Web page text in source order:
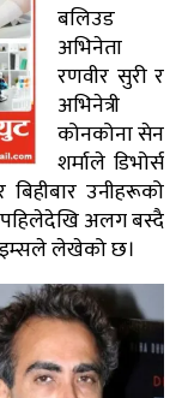
बलिउड
अभिनेता
रणवीर सुरी र
अभिनेत्री
कोनकोना सेन
शर्माले डिभोर्स
उनीहरूको
पहिलेदेखि अलग बस्दै
लेखेको छ।